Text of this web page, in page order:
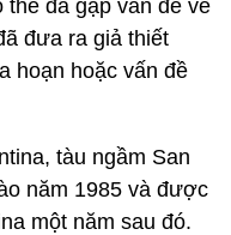
đã gặp vấn đề về
đưa ra giả thiết
hoạn hoặc vấn đề
tàu ngầm San
năm 1985 và được
một năm sau đó.